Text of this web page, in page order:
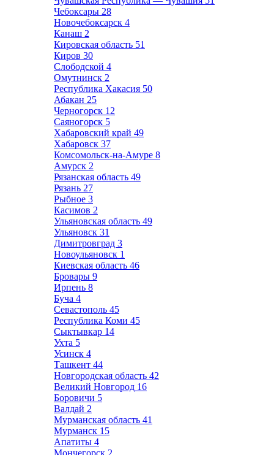
Чебоксары 28
Новочебоксарск 4
Канаш 2
Кировская область 51
Киров 30
Слободской 4
Омутнинск 2
Республика Хакасия 50
Абакан 25
Черногорск 12
Саяногорск 5
Хабаровский край 49
Хабаровск 37
Комсомольск-на-Амуре 8
Амурск 2
Рязанская область 49
Рязань 27
Рыбное 3
Касимов 2
Ульяновская область 49
Ульяновск 31
Димитровград 3
Новоульяновск 1
Киевская область 46
Бровары 9
Ирпень 8
Буча 4
Севастополь 45
Республика Коми 45
Сыктывкар 14
Ухта 5
Усинск 4
Ташкент 44
Новгородская область 42
Великий Новгород 16
Боровичи 5
Валдай 2
Мурманская область 41
Мурманск 15
Апатиты 4
Мончегорск 2